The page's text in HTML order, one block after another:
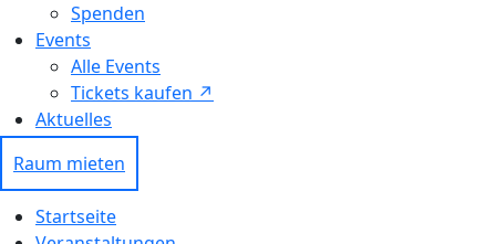
Spenden
Events
Alle Events
Tickets kaufen ↗ㅤ
Aktuelles
Raum mieten
Startseite